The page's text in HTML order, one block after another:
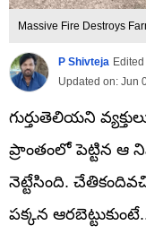
Massive Fire Destroys
P Shivteja
Updated on: Jun
గుర్తుతెలియని
ప్రాంతంలో పెట్టిన ఆ
నెట్టేసింది.
పక్కన